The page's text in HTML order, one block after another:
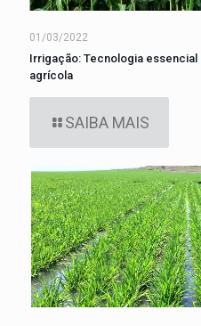
01/03/2022
Irrigação: Tecnologia essencial
agrícola
SAIBA MAIS